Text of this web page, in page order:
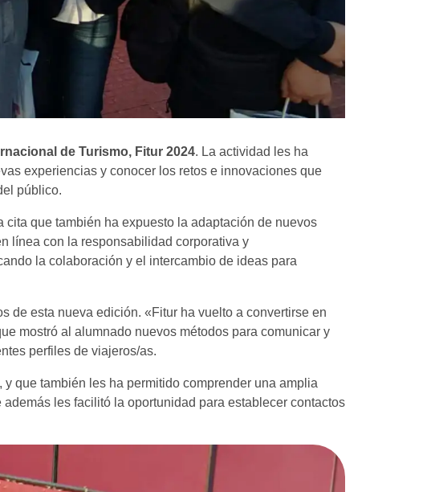
de Turismo, Fitur 2024. La actividad les ha
experiencias y conocer los retos e innovaciones que
público.
que también ha expuesto la adaptación de nuevos
línea con la responsabilidad corporativa y
la colaboración y el intercambio de ideas para
de esta nueva edición. «Fitur ha vuelto a convertirse en
mostró al alumnado nuevos métodos para comunicar y
perfiles de viajeros/as.
que también les ha permitido comprender una amplia
les facilitó la oportunidad para establecer contactos